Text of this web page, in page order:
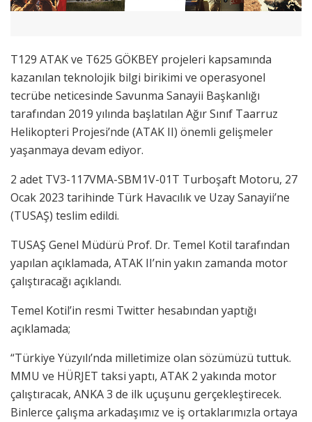
T129 ATAK ve T625 GÖKBEY projeleri kapsamında
kazanılan teknolojik bilgi birikimi ve operasyonel
tecrübe neticesinde Savunma Sanayii Başkanlığı
tarafından 2019 yılında başlatılan Ağır Sınıf Taarruz
Helikopteri Projesi’nde (ATAK II) önemli gelişmeler
yaşanmaya devam ediyor.
2 adet TV3-117VMA-SBM1V-01T Turboşaft Motoru, 27
Ocak 2023 tarihinde Türk Havacılık ve Uzay Sanayii’ne
(TUSAŞ) teslim edildi.
TUSAŞ Genel Müdürü Prof. Dr. Temel Kotil tarafından
yapılan açıklamada, ATAK II’nin yakın zamanda motor
çalıştıracağı açıklandı.
Temel Kotil’in resmi Twitter hesabından yaptığı
açıklamada;
“Türkiye Yüzyılı’nda milletimize olan sözümüzü tuttuk.
MMU ve HÜRJET taksi yaptı, ATAK 2 yakında motor
çalıştıracak, ANKA 3 de ilk uçuşunu gerçekleştirecek.
Binlerce çalışma arkadaşımız ve iş ortaklarımızla ortaya